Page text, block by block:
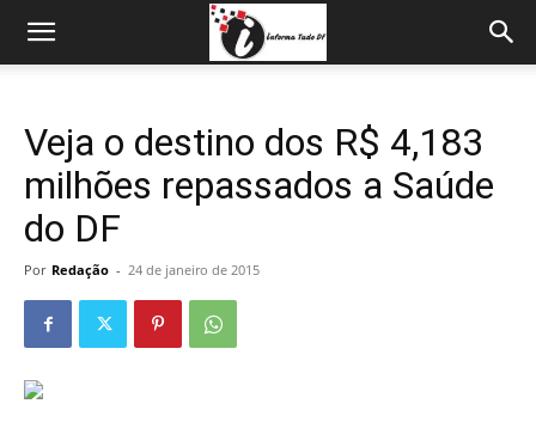
Veja o destino dos R$ 4,183
milhões repassados a Saúde
do DF
Por Redação - 24 de janeiro de 2015